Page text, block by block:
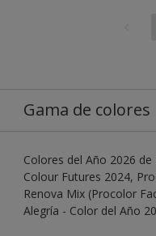
Gama de colores
Colores del Año 2026
Colour Futures 2024,
Renova Mix (Procolor
Alegría - Color del Año